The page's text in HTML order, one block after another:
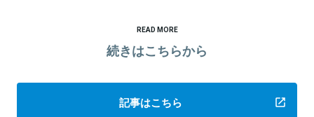
READ MORE
続きはこちらから
記事はこちら